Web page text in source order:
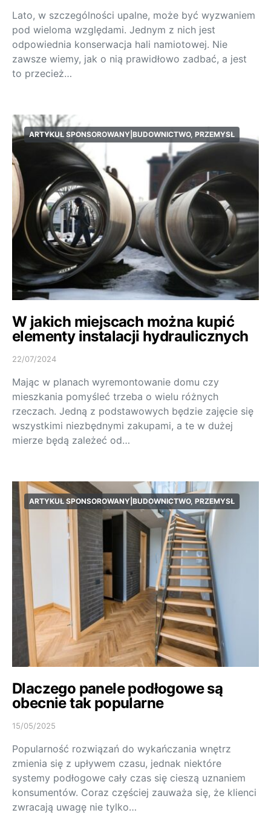
Lato, w szczególności upalne, może być wyzwaniem
pod wieloma względami. Jednym z nich jest
odpowiednia konserwacja hali namiotowej. Nie
zawsze wiemy, jak o nią prawidłowo zadbać, a jest
to przecież…
ARTYKUŁ SPONSOROWANY|BUDOWNICTWO, PRZEMYSŁ
W jakich miejscach można kupić
elementy instalacji hydraulicznych
22/07/2024
Mając w planach wyremontowanie domu czy
mieszkania pomyśleć trzeba o wielu różnych
rzeczach. Jedną z podstawowych będzie zajęcie się
wszystkimi niezbędnymi zakupami, a te w dużej
mierze będą zależeć od…
ARTYKUŁ SPONSOROWANY|BUDOWNICTWO, PRZEMYSŁ
Dlaczego panele podłogowe są
obecnie tak popularne
15/05/2025
Popularność rozwiązań do wykańczania wnętrz
zmienia się z upływem czasu, jednak niektóre
systemy podłogowe cały czas się cieszą uznaniem
konsumentów. Coraz częściej zauważa się, że klienci
zwracają uwagę nie tylko…